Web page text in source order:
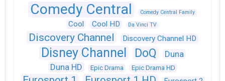
Comedy Central Comedy Central Family
Cool Cool HD Da Vinci TV
Discovery Channel Discovery Channel HD
Disney Channel DoQ
Duna
Duna HD
Epic Drama Epic Drama HD